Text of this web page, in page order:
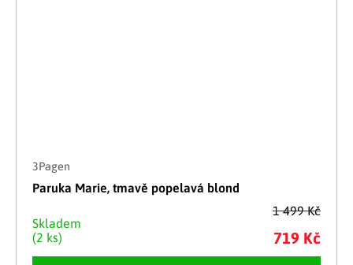
1 499 Kč
3Pagen
Paruka Marie, tmavě popelavá blond
Skladem
(2 ks)
719 Kč